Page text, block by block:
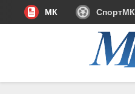
МК СпортМК